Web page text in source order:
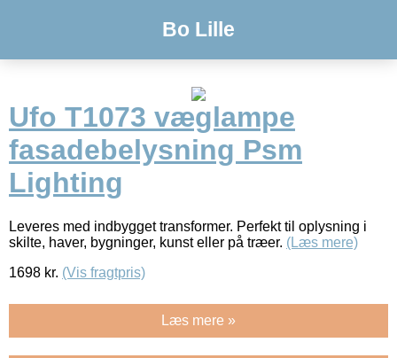
Bo Lille
Ufo T1073 væglampe
fasadebelysning Psm
Lighting
Leveres med indbygget transformer. Perfekt til oplysning i
skilte, haver, bygninger, kunst eller på træer. (Læs mere)
1698 kr. (Vis fragtpris)
Læs mere »